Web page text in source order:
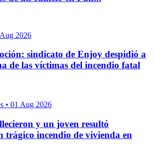
2026
sindicato de Enjoy despidió a
de las víctimas del incendio fatal
• 01 Aug 2026
y un joven resultó
trágico incendio de vivienda en